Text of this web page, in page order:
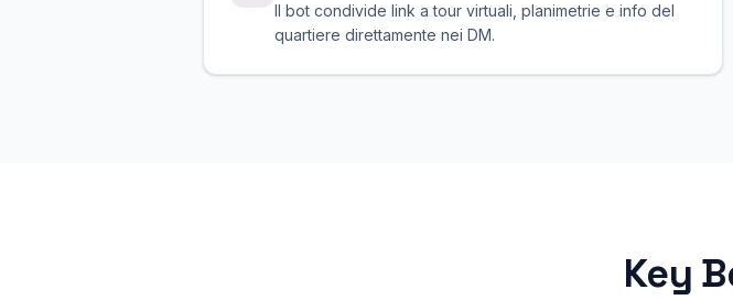
Il bot condivide link a tour virtuali, planimetrie e info del
quartiere direttamente nei DM.
Key